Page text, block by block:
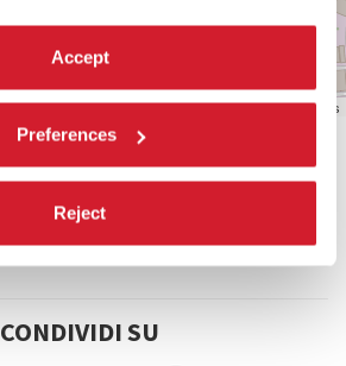
Accept
Preferences
Reject
Leaflet| ©OpenStreetMapcontributors
CONDIVIDI SU